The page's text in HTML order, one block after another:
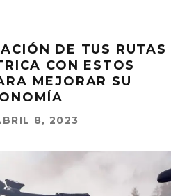
DE TUS RUTAS
CON ESTOS
MEJORAR SU
8, 2023